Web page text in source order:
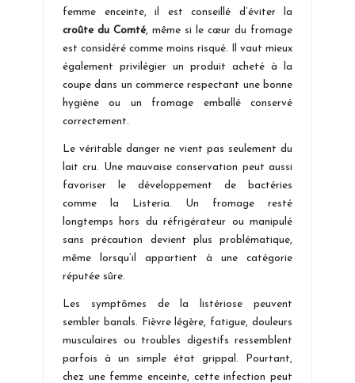
femme enceinte, il est conseillé d’éviter la
croûte du Comté, même si le cœur du fromage
est considéré comme moins risqué. Il vaut mieux
également privilégier un produit acheté à la
coupe dans un commerce respectant une bonne
hygiène ou un fromage emballé conservé
correctement.
Le véritable danger ne vient pas seulement du
lait cru. Une mauvaise conservation peut aussi
favoriser le développement de bactéries
comme la Listeria. Un fromage resté
longtemps hors du réfrigérateur ou manipulé
sans précaution devient plus problématique,
même lorsqu’il appartient à une catégorie
réputée sûre.
Les symptômes de la listériose peuvent
sembler banals. Fièvre légère, fatigue, douleurs
musculaires ou troubles digestifs ressemblent
parfois à un simple état grippal. Pourtant,
chez une femme enceinte, cette infection peut